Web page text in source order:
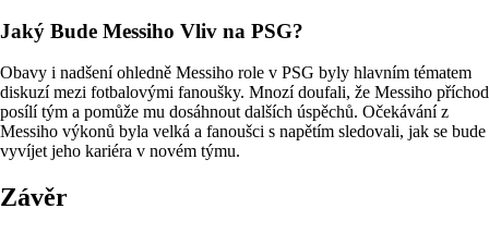
Jaký Bude Messiho Vliv na PSG?
Obavy i nadšení ohledně Messiho role v PSG byly hlavním tématem
diskuzí mezi fotbalovými fanoušky. Mnozí doufali, že Messiho příchod
posílí tým a pomůže mu dosáhnout dalších úspěchů. Očekávání z
Messiho výkonů byla velká a fanoušci s napětím sledovali, jak se bude
vyvíjet jeho kariéra v novém týmu.
Závěr